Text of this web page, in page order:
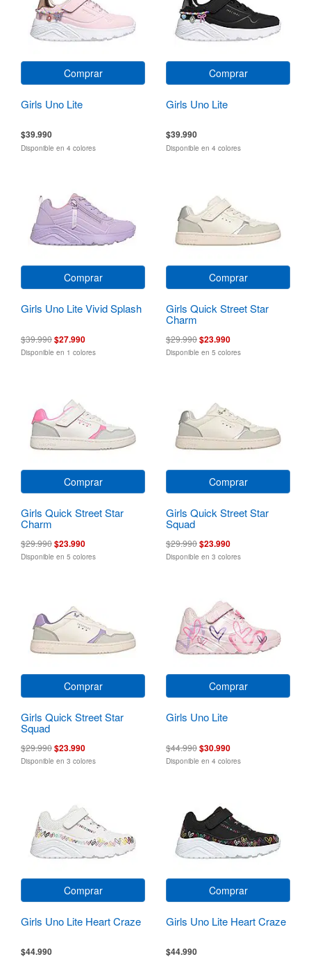
Comprar
Girls Uno Lite
$39.990
Disponible en 4 colores
Comprar
Girls Uno Lite
$39.990
Disponible en 4 colores
Comprar
Girls Uno Lite Vivid Splash
$39.990$27.990
Disponible en 1 colores
Comprar
Girls Quick Street Star
Charm
$29.990$23.990
Disponible en 5 colores
Comprar
Girls Quick Street Star
Charm
$29.990$23.990
Disponible en 5 colores
Comprar
Girls Quick Street Star
Squad
$29.990$23.990
Disponible en 3 colores
Comprar
Girls Quick Street Star
Squad
$29.990$23.990
Disponible en 3 colores
Comprar
Girls Uno Lite
$44.990$30.990
Disponible en 4 colores
Comprar
Girls Uno Lite Heart Craze
$44.990
Comprar
Girls Uno Lite Heart Craze
$44.990